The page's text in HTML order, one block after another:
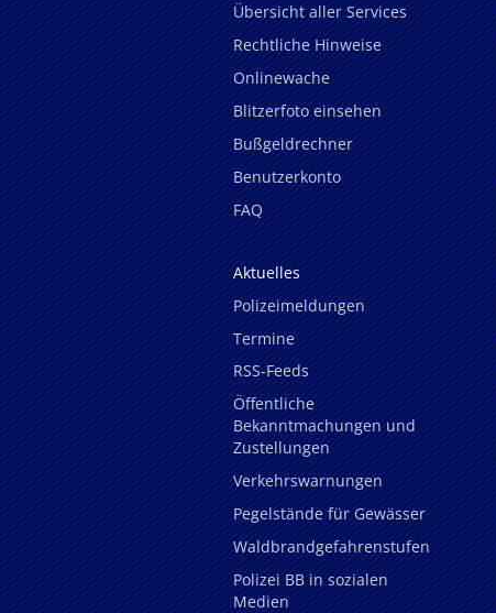
Übersicht aller Services
Rechtliche Hinweise
Onlinewache
Blitzerfoto einsehen
Bußgeldrechner
Benutzerkonto
FAQ
Aktuelles
Polizeimeldungen
Termine
RSS-Feeds
Öffentliche
Bekanntmachungen und
Zustellungen
Verkehrswarnungen
Pegelstände für Gewässer
Waldbrandgefahrenstufen
Polizei BB in sozialen
Medien